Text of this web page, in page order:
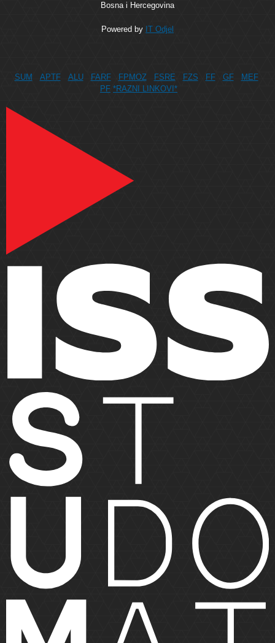
Bosna i Hercegovina
Powered by IT Odjel
SUM APTF ALU FARF FPMOZ FSRE FZS FF GF
MEF
PF *RAZNI LINKOVI*